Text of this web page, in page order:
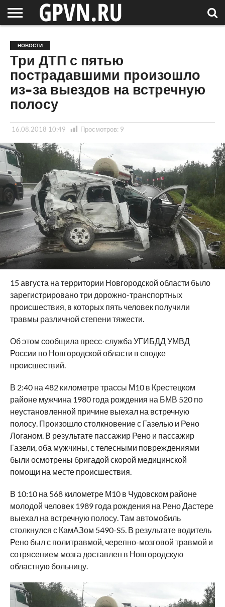
ОБЛАСТЬ
НОВОСТИ
СОСЕДЕЙ
РОССИЯ
/ МИР
СПЕЦПРОЕКТЫ
БЛОГ
СТАТЬИ
ФОТОРЕПОРТАЖИ
ИНТЕРВЬЮ
ОБЪЕКТЫ
ПОДБОРКИ
НОВОСТИ
Три ДТП с пятью
пострадавшими произошло
из-за выездов на встречную
полосу
16.08.2018 10:49 Просмотров: 9
15 августа на территории Новгородской области было
зарегистрировано три дорожно-транспортных
происшествия, в которых пять человек получили
травмы различной степени тяжести.
Об этом сообщила пресс-служба УГИБДД УМВД
России по Новгородской области в сводке
происшествий.
В 2:40 на 482 километре трассы М10 в Крестецком
районе мужчина 1980 года рождения на БМВ 520 по
неустановленной причине выехал на встречную
полосу. Произошло столкновение с Газелью и Рено
Логаном. В результате пассажир Рено и пассажир
Газели, оба мужчины, с телесными повреждениями
были осмотрены бригадой скорой медицинской
помощи на месте происшествия.
В 10:10 на 568 километре М10 в Чудовском районе
молодой человек 1989 года рождения на Рено Дастере
выехал на встречную полосу. Там автомобиль
столкнулся с КамАЗом 5490-S5. В результате водитель
Рено был с политравмой, черепно-мозговой травмой и
сотрясением мозга доставлен в Новгородскую
областную больницу.